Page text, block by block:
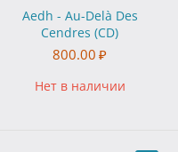
Aedh - Au-Delà Des
Cendres (CD)
800.00 ₽
Нет в наличии